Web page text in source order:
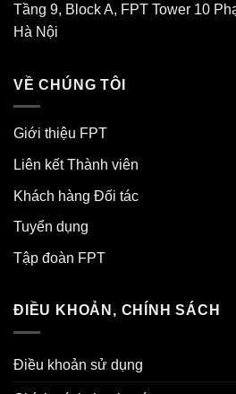
Tầng 9, Block A, FPT Tower 10
Hà Nội
VỀ CHÚNG TÔI
Giới thiệu FPT
Liên kết Thành viên
Khách hàng Đối tác
Tuyển dụng
Tập đoàn FPT
ĐIỀU KHOẢN, CHÍNH SÁCH
Điều khoản sử dụng